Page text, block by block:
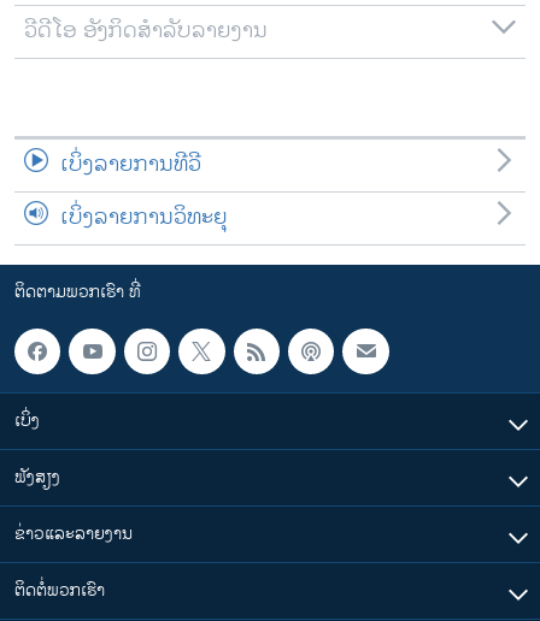
ວີດີໂອ ອັງກິດສຳລັບລາຍງານ
ເບິ່ງລາຍການທີວີ
ເບິ່ງລາຍການວິທະຍຸ
ຕິດຕາມພວກເຮົາ ທີ່
ເບິ່ງ
ຟັງສຽງ
ຂ່າວແລະລາຍງານ
ຕິດຕໍ່ພວກເຮົາ